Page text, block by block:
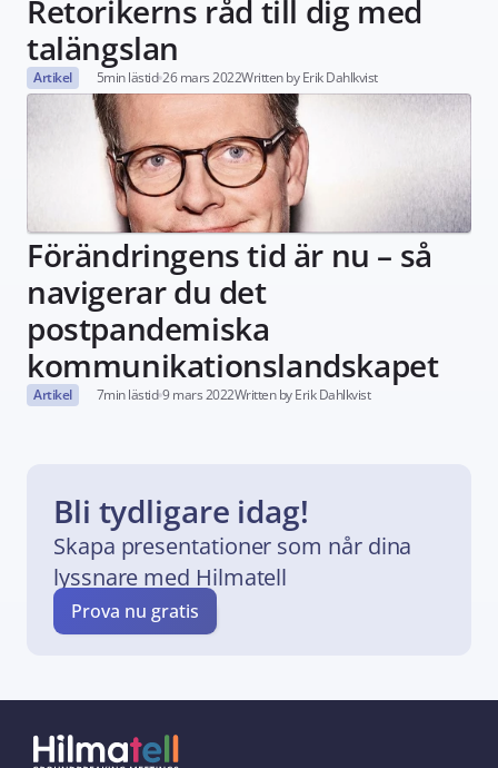
Retorikerns råd till dig med
talängslan
Artikel 5min lästid 26 mars 2022Written by Erik Dahlkvist
Förändringens tid är nu – så
navigerar du det
postpandemiska
kommunikationslandskapet
Artikel 7min lästid 9 mars 2022Written by Erik Dahlkvist
Bli tydligare idag!
Skapa presentationer som når dina
lyssnare med Hilmatell
Prova nu gratis